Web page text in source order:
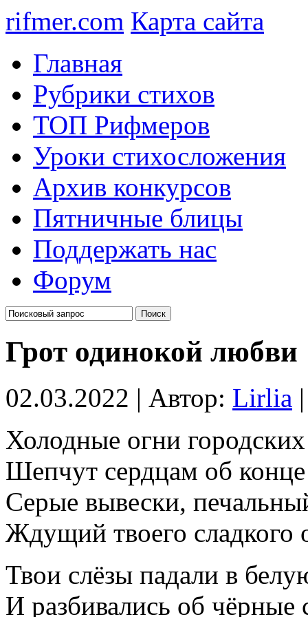
rifmer.com Карта сайта
Главная
Рубрики стихов
ТОП Рифмеров
Уроки стихосложения
Архив конкурсов
Пятничные блицы
Поддержать нас
Форум
Грот одинокой любви
02.03.2022 | Автор: Lirlia
Холодные огни
Шепчут сердцам об конце
Серые вывески,
Ждущий твоего сладкого
Твои слёзы падали в
И разбивались об чёрные